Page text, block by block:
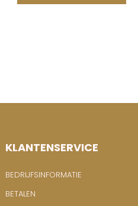
KLANTENSERVICE
BEDRIJFSINFORMATIE
BETALEN